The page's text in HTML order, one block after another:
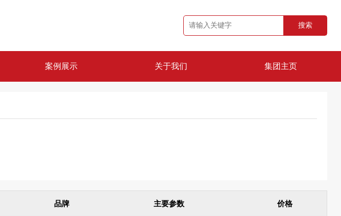
搜索
案例展示
解决方案
关于我们
品牌资质
集团主页
品牌 主要参数 价格